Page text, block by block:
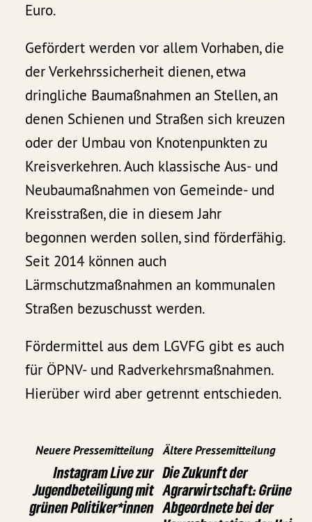
Euro.
Gefördert werden vor allem Vorhaben, die
der Verkehrssicherheit dienen, etwa
dringliche Baumaßnahmen an Stellen, an
denen Schienen und Straßen sich kreuzen
oder der Umbau von Knotenpunkten zu
Kreisverkehren. Auch klassische Aus- und
Neubaumaßnahmen von Gemeinde- und
Kreisstraßen, die in diesem Jahr
begonnen werden sollen, sind förderfähig.
Seit 2014 können auch
Lärmschutzmaßnahmen an kommunalen
Straßen bezuschusst werden.
Fördermittel aus dem LGVFG gibt es auch
für ÖPNV- und Radverkehrsmaßnahmen.
Hierüber wird aber getrennt entschieden.
Neuere Pressemitteilung
Instagram Live zur
Jugendbeteiligung mit
grünen Politiker*innen
Ältere Pressemitteilung
Die Zukunft der
Agrarwirtschaft: Grüne
Abgeordnete bei der